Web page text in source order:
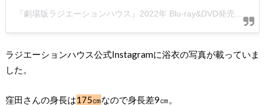
ラジエーションハウス公式Instagramに浴衣の写真が載っていま
した。
窪田さんの身長は175㎝なので身長差9㎝。